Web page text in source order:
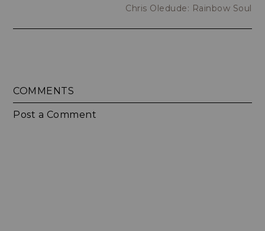
Chris Oledude: Rainbow Soul
COMMENTS
Post a Comment